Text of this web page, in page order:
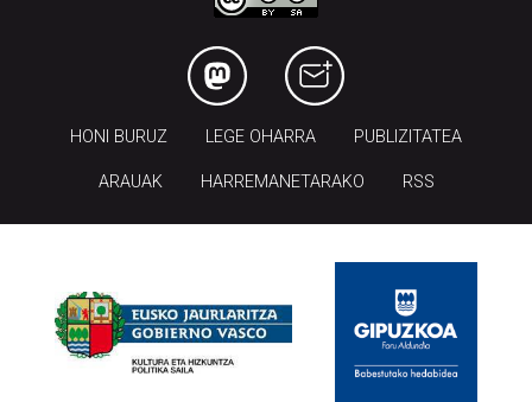
LEGE OHARRA
ARAUAK HARREMANETARAKO RSS